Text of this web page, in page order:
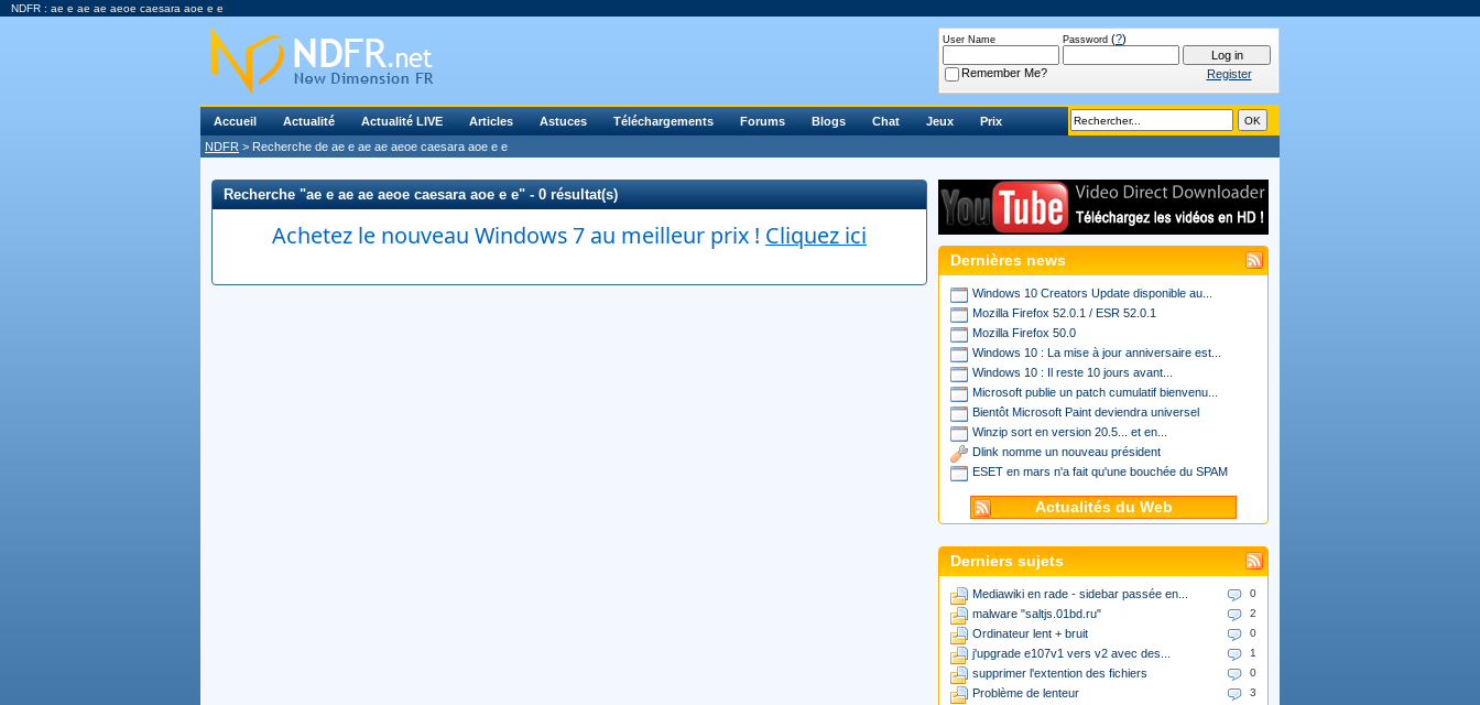
NDFR : ae e ae ae aeoe caesara aoe e e
Accueil Actualité Actualité LIVE Articles Astuces Téléchargements Forums Blogs Chat Jeux
Prix
NDFR > Recherche de ae e ae ae aeoe caesara aoe e e
User Name Password (?)
Remember Me? Register
Recherche "ae e ae ae aeoe caesara aoe e e" - 0 résultat(s)
Achetez le nouveau Windows 7 au meilleur prix ! Cliquez ici
Dernières news
Windows 10 Creators Update disponible au...
Mozilla Firefox 52.0.1 / ESR 52.0.1
Mozilla Firefox 50.0
Windows 10 : La mise à jour anniversaire est...
Windows 10 : Il reste 10 jours avant...
Microsoft publie un patch cumulatif bienvenu...
Bientôt Microsoft Paint deviendra universel
Winzip sort en version 20.5... et en...
Dlink nomme un nouveau président
ESET en mars n'a fait qu'une bouchée du SPAM
Actualités du Web
Derniers sujets
0
Mediawiki en rade - sidebar passée en...
2
malware "saltjs.01bd.ru"
0
Ordinateur lent + bruit
1
j'upgrade e107v1 vers v2 avec des...
0
supprimer l'extention des fichiers
3
Problème de lenteur